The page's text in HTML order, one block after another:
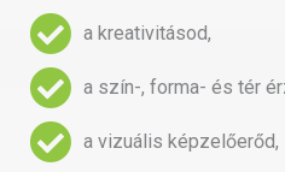
a kreativitásod,
a szín-, forma- és tér
a vizuális képzelőerőd,